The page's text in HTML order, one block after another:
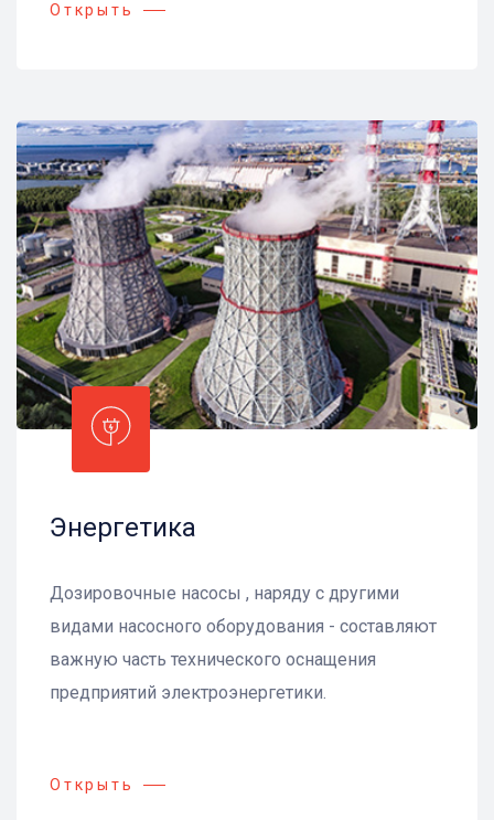
Открыть
Энергетика
Дозировочные насосы , наряду с другими
видами насосного оборудования - составляют
важную часть технического оснащения
предприятий электроэнергетики.
Открыть